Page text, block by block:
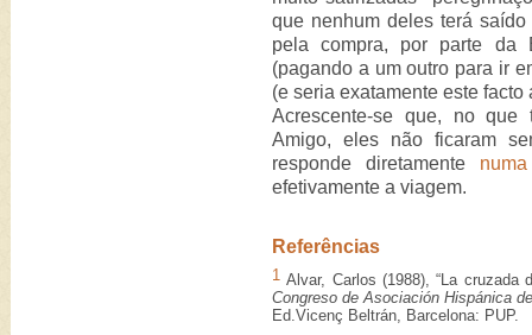
que nenhum deles terá
pela compra, por parte da
(pagando a um outro para ir
(e seria exatamente este
Acrescente-se que, no
Amigo, eles não ficaram
responde diretamente
efetivamente a viagem.
Referências
1 Alvar, Carlos (1988), “La cruzada
Congreso de Asociación Hispánica
Ed.Vicenç Beltrán, Barcelona: PUP.